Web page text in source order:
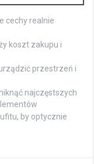
cechy realnie
koszt zakupu i
przestrzeń i
najczęstszych
by optycznie